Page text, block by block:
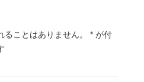
ことはありません。 * が付